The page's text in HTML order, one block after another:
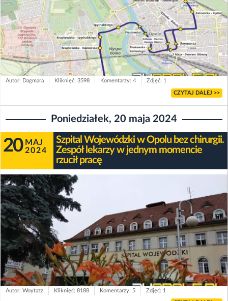
Autor: Dagmara Kliknięć: 3598 Komentarzy: 4 Zdjęć: 1
CZYTAJ DALEJ >>
Poniedziałek, 20 maja 2024
20 MAJ
2024
Szpital Wojewódzki w Opolu bez chirurgii.
Zespół lekarzy w jednym momencie
rzucił pracę
Autor: Woytazz Kliknięć: 8188 Komentarzy: 5 Zdjęć: 1